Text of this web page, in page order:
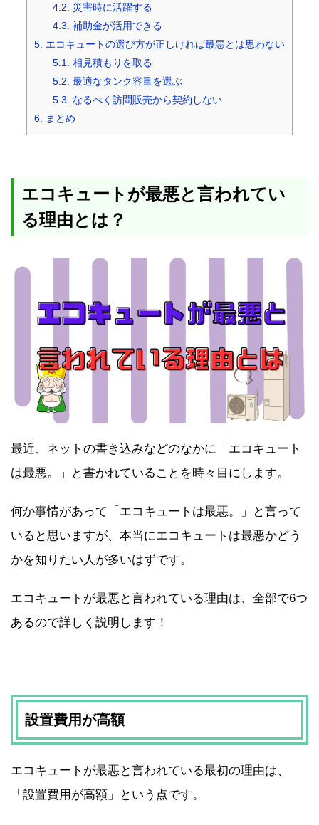
4.2.
災害時に活躍する
4.3. 補助金が活用できる
5. エコキュートの選び方が正しければ最悪とは思わない
5.1.
相見積もりを取る
5.2. 最適なタンク容量を選ぶ
5.3.
なるべく訪問販売から契約しない
6.
まとめ
エコキュートが最悪と言われてい
る理由とは？
最近、ネットの書き込みなどのなかに「エコキュート
は最悪。」と書かれていることを時々目にします。
何か事情があって「エコキュートは最悪。」と言って
いると思いますが、本当にエコキュートは最悪かどう
かを知りたい人が多いはずです。
エコキュートが最悪と言われている理由は、全部で6つ
あるので詳しく説明します！
設置費用が高額
エコキュートが最悪と言われている最初の理由は、
「設置費用が高額」という点です。